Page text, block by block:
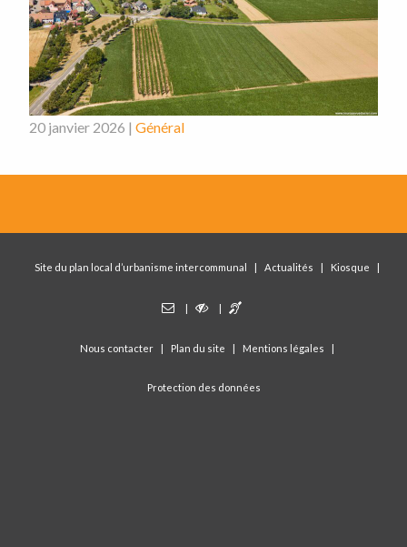
20 janvier 2026 | Général
Site du plan local d’urbanisme intercommunal Actualités Kiosque
Nous contacter Plan du site Mentions légales
Protection des données